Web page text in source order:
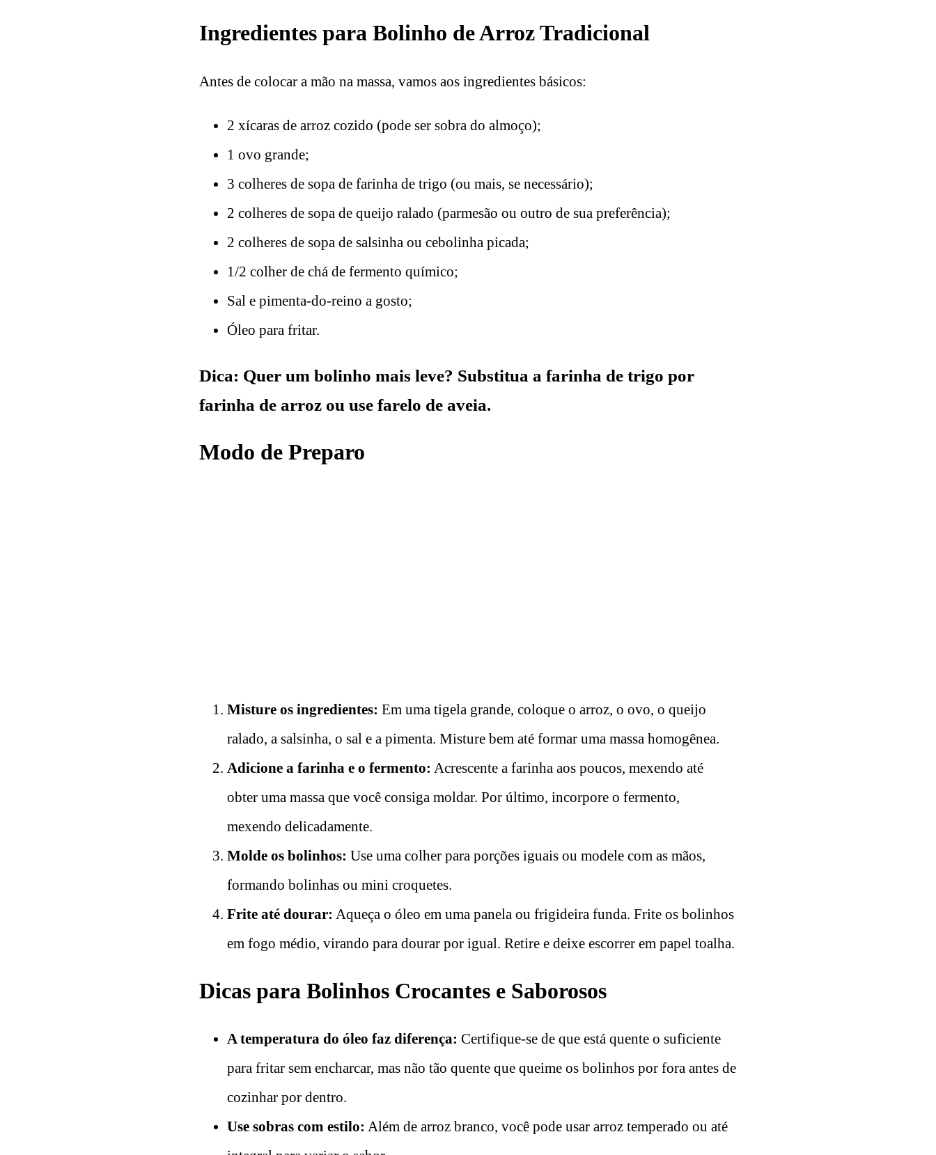
Ingredientes para Bolinho de Arroz Tradicional
Antes de colocar a mão na massa, vamos aos ingredientes básicos:
2 xícaras de arroz cozido (pode ser sobra do almoço);
1 ovo grande;
3 colheres de sopa de farinha de trigo (ou mais, se necessário);
2 colheres de sopa de queijo ralado (parmesão ou outro de sua preferência);
2 colheres de sopa de salsinha ou cebolinha picada;
1/2 colher de chá de fermento químico;
Sal e pimenta-do-reino a gosto;
Óleo para fritar.
Dica: Quer um bolinho mais leve? Substitua a farinha de trigo por
farinha de arroz ou use farelo de aveia.
Modo de Preparo
Misture os ingredientes: Em uma tigela grande, coloque o arroz, o ovo, o queijo
ralado, a salsinha, o sal e a pimenta. Misture bem até formar uma massa homogênea.
Adicione a farinha e o fermento: Acrescente a farinha aos poucos, mexendo até
obter uma massa que você consiga moldar. Por último, incorpore o fermento,
mexendo delicadamente.
Molde os bolinhos: Use uma colher para porções iguais ou modele com as mãos,
formando bolinhas ou mini croquetes.
Frite até dourar: Aqueça o óleo em uma panela ou frigideira funda. Frite os bolinhos
em fogo médio, virando para dourar por igual. Retire e deixe escorrer em papel toalha.
Dicas para Bolinhos Crocantes e Saborosos
A temperatura do óleo faz diferença: Certifique-se de que está quente o suficiente
para fritar sem encharcar, mas não tão quente que queime os bolinhos por fora antes de
cozinhar por dentro.
Use sobras com estilo: Além de arroz branco, você pode usar arroz temperado ou até